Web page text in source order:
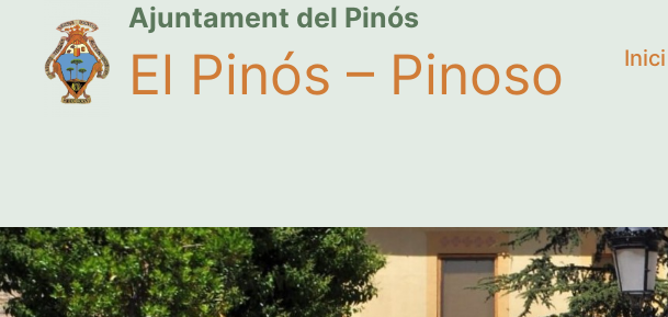
Ajuntament del Pinós
El Pinós – Pinoso Inici